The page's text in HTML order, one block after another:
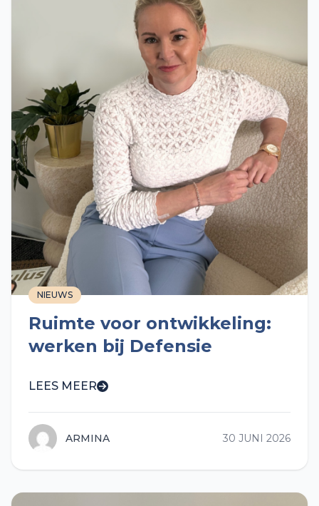
NIEUWS
Ruimte voor ontwikkeling:
werken bij Defensie
LEES MEER
ARMINA 30 JUNI 2026